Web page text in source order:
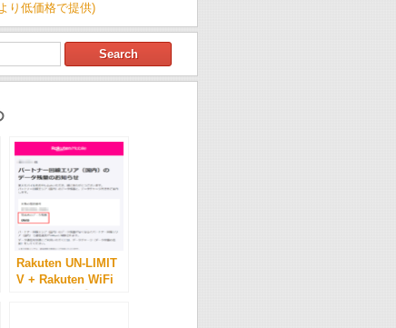
り低価格で提供)
Rakuten UN-LIMIT
V + Rakuten WiFi